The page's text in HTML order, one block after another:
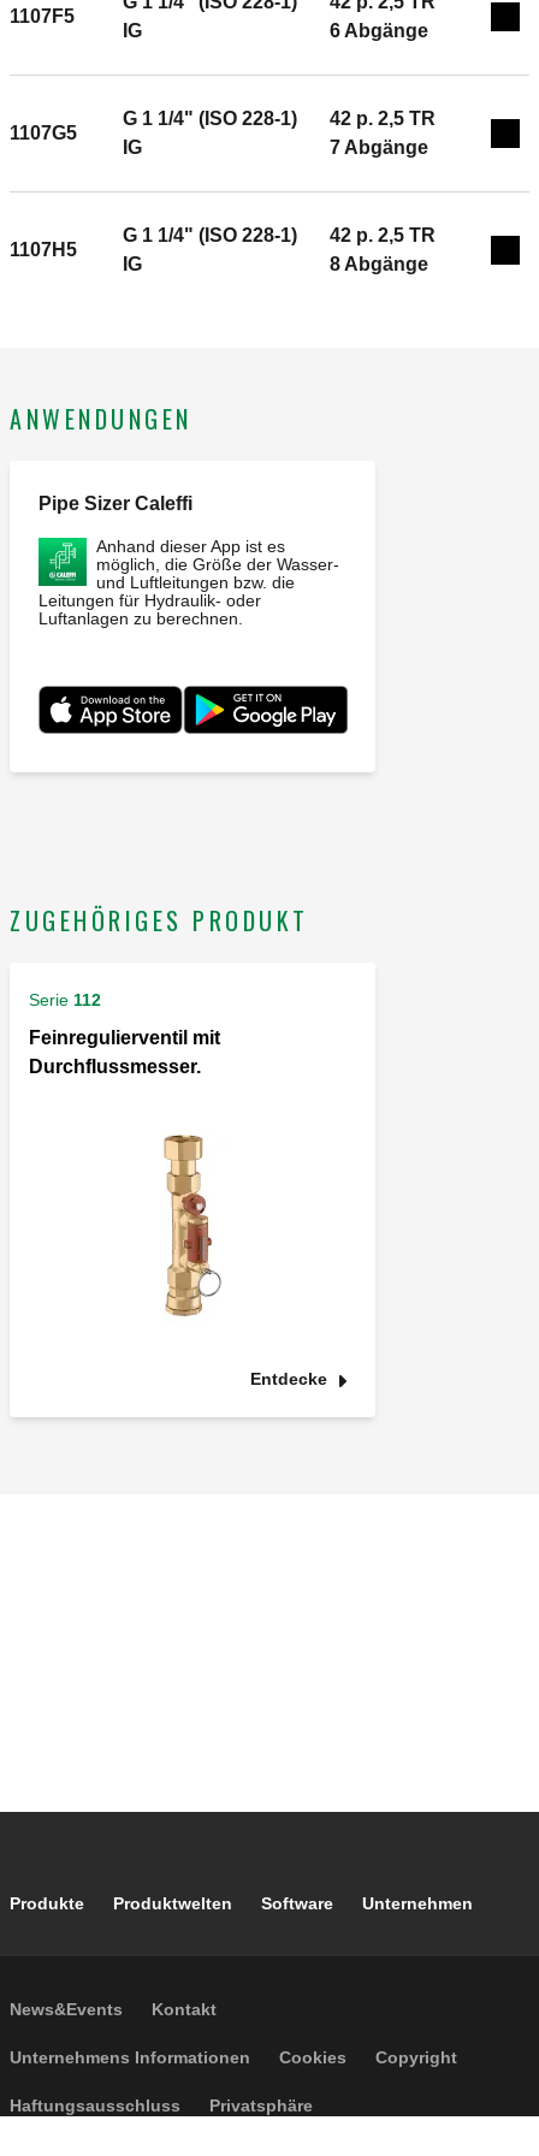
1107F5
IG
6 Abgänge
1107G5
G 1 1/4" (ISO 228-1)
IG
42 p. 2,5 TR
7 Abgänge
1107H5
G 1 1/4" (ISO 228-1)
IG
42 p. 2,5 TR
8 Abgänge
ANWENDUNGEN
Pipe Sizer Caleffi
Anhand dieser App ist es
möglich, die Größe der Wasser-
und Luftleitungen bzw. die
Leitungen für Hydraulik- oder
Luftanlagen zu berechnen.
ZUGEHÖRIGES PRODUKT
Serie 112
Feinregulierventil mit
Durchflussmesser.
Entdecke
Footer main navigation
Produkte Produktwelten Software Unternehmen
Footer secondary navigation
News&Events Kontakt
Footer menu
Unternehmens Informationen Cookies Copyright
Haftungsausschluss Privatsphäre